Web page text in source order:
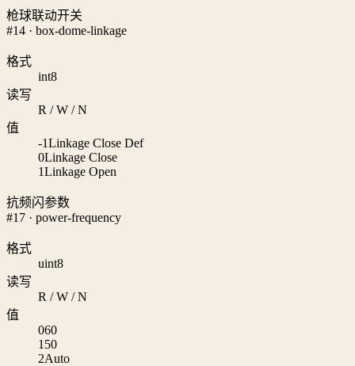
枪球联动开关
#14 · box-dome-linkage
格式
int8
读写
R / W / N
值
-1Linkage Close Def
0Linkage Close
1Linkage Open
抗频闪参数
#17 · power-frequency
格式
uint8
读写
R / W / N
值
060
1 50
2Auto